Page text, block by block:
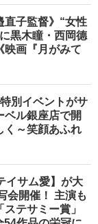
直子監督》“女性
黒木瞳・西岡德
映画『月がみて
別イベントがサ
ベル銀座店で開
～笑顔あふれ
イサム愛】が大
会開催！ 主演も
テサミー賞」